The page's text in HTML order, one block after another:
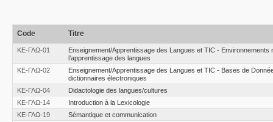
Code Titre
ΚΕ-ΓΛΩ-01
Εnseignement/Apprentissage des Langues et TIC - Environnements
l’apprentissage des langues
ΚΕ-ΓΛΩ-02
Εnseignement/Apprentissage des Langues et TIC - Bases de
dictionnaires électroniques
ΚΕ-ΓΛΩ-04
Didactologie des langues/cultures
ΚΕ-ΓΛΩ-14
Introduction à la Lexicologie
ΚΕ-ΓΛΩ-19
Sémantique et communication